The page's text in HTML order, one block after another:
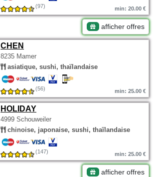
(97) min: 20.00 €
afficher offres
CHEN
8235 Mamer
asiatique, sushi, thaïlandaise
(56) min: 25.00 €
HOLIDAY
4999 Schouweiler
chinoise, japonaise, sushi, thaïlandaise
(147) min: 25.00 €
afficher offres